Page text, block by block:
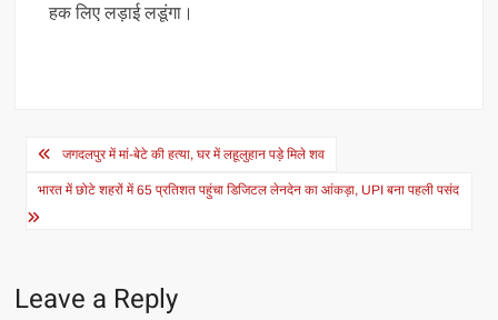
हक लिए लड़ाई लडूंगा।
Post
navigation
जगदलपुर में मां-बेटे की हत्या, घर में लहूलुहान पड़े मिले शव
भारत में छोटे शहरों में 65 प्रतिशत पहुंचा डिजिटल लेनदेन का आंकड़ा, UPI बना पहली पसंद
Leave a Reply